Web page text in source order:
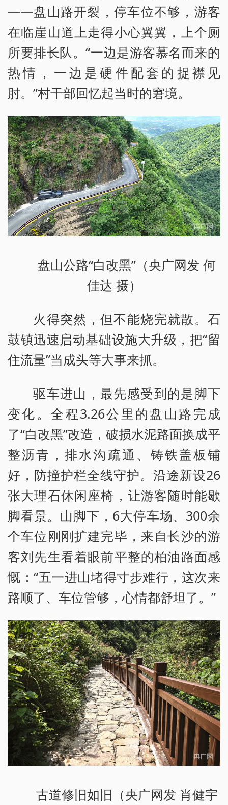
——盘山路开裂，停车位不够，游客
在临崖山道上走得小心翼翼，上个厕
所要排长队。“一边是游客慕名而来的
热情，一边是硬件配套的捉襟见
肘。”村干部回忆起当时的窘境。
盘山公路“白改黑”（央广网发 何
佳达 摄）
火得突然，但不能烧完就散。石
鼓镇迅速启动基础设施大升级，把“留
住流量”当成头等大事来抓。
驱车进山，最先感受到的是脚下
变化。全程3.26公里的盘山路完成
了“白改黑”改造，破损水泥路面换成平
整沥青，排水沟疏通、铸铁盖板铺
好，防撞护栏全线守护。沿途新设26
张大理石休闲座椅，让游客随时能歇
脚看景。山脚下，6大停车场、300余
个车位刚刚扩建完毕，来自长沙的游
客刘先生看着眼前平整的柏油路面感
慨：“五一进山堵得寸步难行，这次来
路顺了、车位管够，心情都舒坦了。”
古道修旧如旧（央广网发 肖健宇